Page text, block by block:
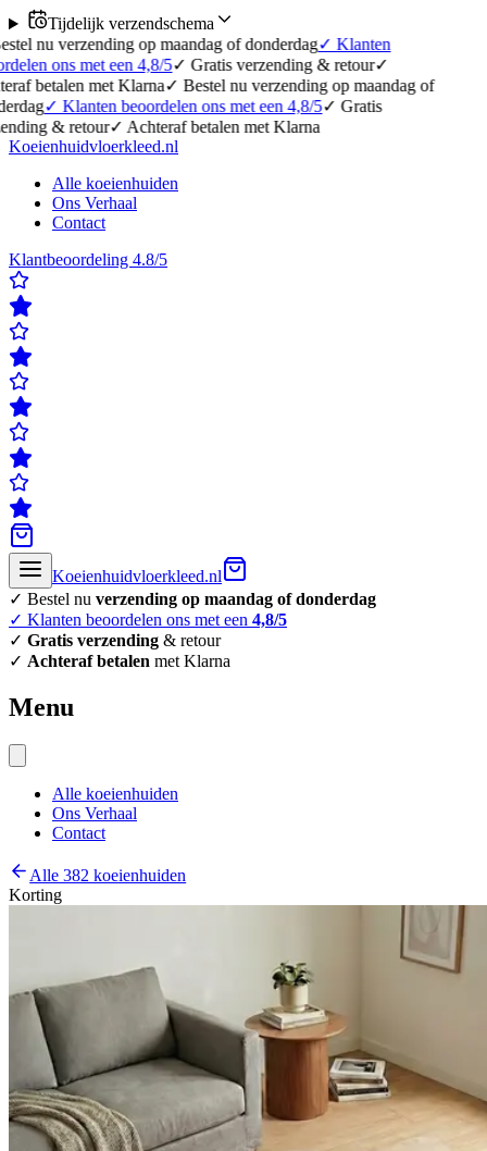
Tijdelijk verzendschema
op maandag of donderdag✓Klanten
een 4,8/5✓Gratis verzending & retour✓
met Klarna ✓Bestel nu verzending op maandag of
beoordelen ons met een 4,8/5✓Gratis
✓ Achteraf betalen met Klarna
Koeienhuidvloerkleed.nl
Alle koeienhuiden
Ons Verhaal
Contact
Klantbeoordeling 4.8/5
Koeienhuidvloerkleed.nl
✓ Bestel nu verzending op maandag of donderdag
✓ Klanten beoordelen ons met een 4,8/5
✓ Gratis verzending & retour
✓ Achteraf betalen met Klarna
Menu
Alle koeienhuiden
Ons Verhaal
Contact
Alle 382 koeienhuiden
Korting